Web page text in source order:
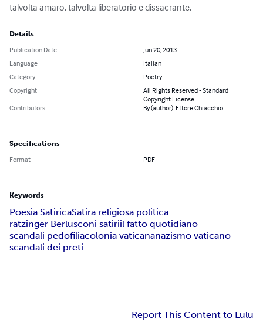
talvolta amaro, talvolta liberatorio e dissacrante.
Details
Publication Date
Jun 20, 2013
Language
Italian
Category
Poetry
Copyright
All Rights Reserved - Standard
Copyright License
Contributors
By (author): Ettore Chiacchio
Specifications
Format PDF
Keywords
Poesia SatiricaSatira religiosa politica
ratzinger Berlusconi satiriil fatto quotidiano
scandali pedofiliacolonia vaticananazismo vaticano
scandali dei preti
Report This Content to Lulu